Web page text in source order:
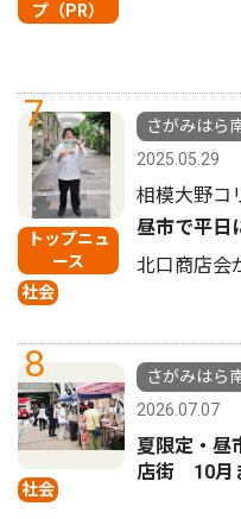
プ（PR）
7
トップニュ
ース
社会
さがみはら
2025.05.29
相模大野コ
昼市で平日
北口商店会
8
社会
さがみはら
2026.07.07
夏限定・
店街 10月